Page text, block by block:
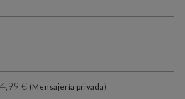
4,99 € (Mensajería privada)